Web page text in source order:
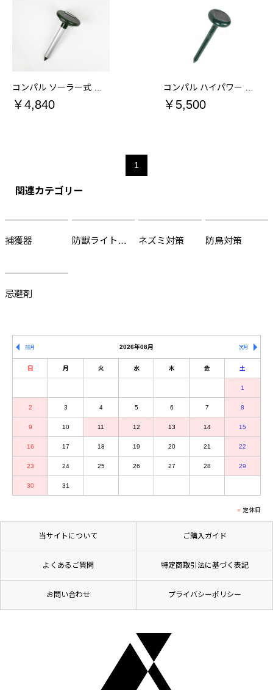
￥4,840 ￥5,500
1
関連カテゴリー
捕獲器 防獣ライト・鈴 ネズミ対策 防鳥対策
忌避剤
2026年08月
前月 次月
日 月 火 水 木 金 土
1
2 3 4 5 6 7 8
9 10 11 12 13 14 15
16 17 18 19 20 21 22
23 24 25 26 27 28 29
30 31
定休日
当サイトについて ご購入ガイド
よくあるご質問 特定商取引法に基づく表記
お問い合わせ プライバシーポリシー